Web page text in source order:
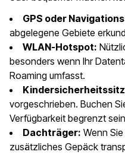
GPS oder
abgelegene Gebiete
WLAN-Hotspot:
besonders wenn Ihr
Roaming umfasst.
vorgeschrieben. Buchen
Verfügbarkeit begrenzt
Dachträger: Wenn
zusätzliches Gepäck